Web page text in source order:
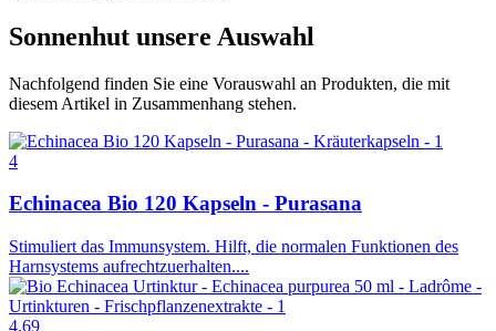
Sonnenhut unsere Auswahl
Nachfolgend finden Sie eine Vorauswahl an Produkten, die mit
diesem Artikel in Zusammenhang stehen.
4
Echinacea Bio 120 Kapseln - Purasana
Stimuliert das Immunsystem. Hilft, die normalen Funktionen des
Harnsystems aufrechtzuerhalten....
4.69